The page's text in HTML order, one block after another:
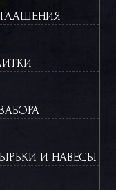
И НАВЕСЫ